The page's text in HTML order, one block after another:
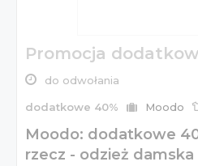
Promocja
do odwołania
dodatkowe 40% Moodo
Moodo: dodatkowe
rzecz - odzież damska